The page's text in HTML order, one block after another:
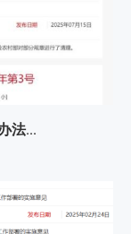
法...